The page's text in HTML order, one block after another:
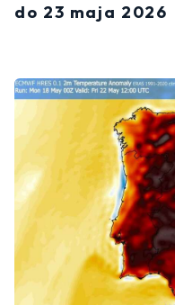
do 23 maja 2026